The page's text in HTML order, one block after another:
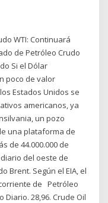
WTI: Continuará
de Petróleo Crudo
Si el Dólar
poco de valor
Estados Unidos se
americanos, ya
un pozo
una plataforma de
de 44.000.000 de
del oeste de
Brent. Según el EIA, el
de Petróleo
28,96. Crude Oil